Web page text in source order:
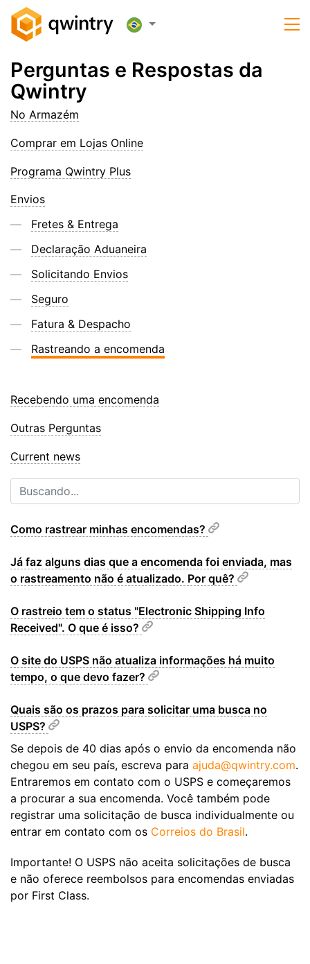
Perguntas e Respostas da
Qwintry
No Armazém
Comprar em Lojas Online
Programa Qwintry Plus
Envios
Fretes & Entrega
Declaração Aduaneira
Solicitando Envios
Seguro
Fatura & Despacho
Rastreando a encomenda
Recebendo uma encomenda
Outras Perguntas
Current news
Como rastrear minhas encomendas?
Já faz alguns dias que a encomenda foi enviada, mas
o rastreamento não é atualizado. Por quê?
O rastreio tem o status "Electronic Shipping Info
Received". O que é isso?
O site do USPS não atualiza informações há muito
tempo, o que devo fazer?
Quais são os prazos para solicitar uma busca no
USPS?
Se depois de 40 dias após o envio da encomenda não
chegou em seu país, escreva para ajuda@qwintry.com.
Entraremos em contato com o USPS e começaremos
a procurar a sua encomenda. Você também pode
registrar uma solicitação de busca individualmente ou
entrar em contato com os Correios do Brasil.
Importante! O USPS não aceita solicitações de busca
e não oferece reembolsos para encomendas enviadas
por First Class.